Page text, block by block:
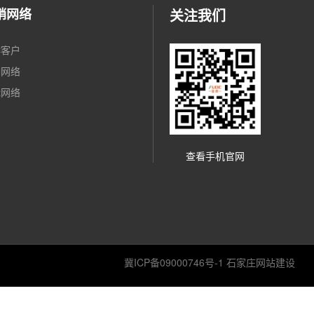
网络
户
络
络
关注我们
查看手机官网
冀ICP备09000746号-1 石家庄网站建设